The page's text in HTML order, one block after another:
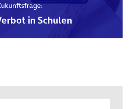
in Schulen
blätternblättern